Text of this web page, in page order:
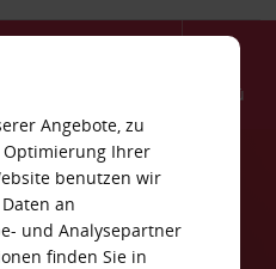
Menü
Bielefeld
Angebote, zu
Optimierung Ihrer
benutzen wir
an
und Analysepartner
finden Sie in